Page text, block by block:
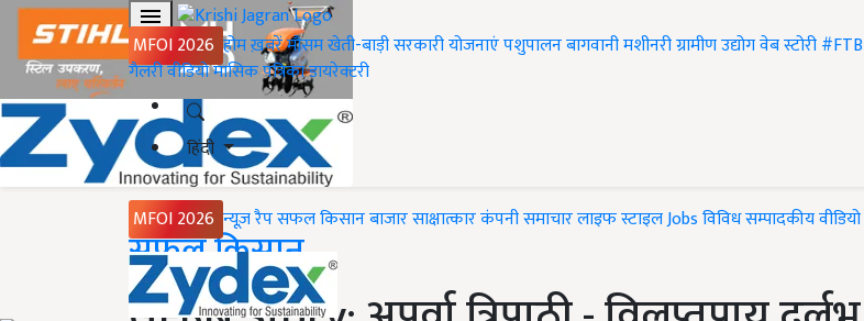
MFOI 2026 होमख़बरेंमौसमखेती-बाड़ीसरकारी योजनाएंपशुपालनबागवानीमशीनरीग्रामीण उद्योगवेब स्टोरी#FTB
गैलरीवीडियोमासिक पत्रिकाडायरेक्टरी
हिंदी
MFOI 2026 न्यूज़ रैपसफल किसानबाजारसाक्षात्कारकंपनी समाचारलाइफ स्टाइलJobsविविधसम्पादकीयवीडियो
Home
सफल किसान